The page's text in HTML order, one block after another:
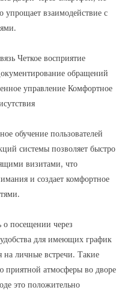
упрощает взаимодействие с
Четкое восприятие
обращений
управление Комфортное
обучение пользователей
системы позволяет быстро
визитами, что
и создает комфортное
посещении через
для имеющих график
на личные встречи. Такие
приятной атмосферы во дворе
это положительно